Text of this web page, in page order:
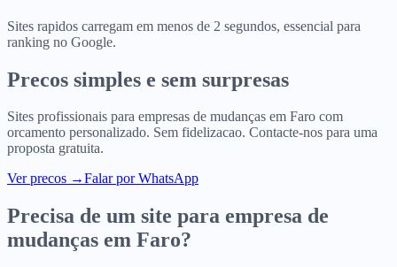
Sites rapidos carregam em menos de 2 segundos, essencial para
ranking no Google.
Precos simples e sem surpresas
Sites profissionais para empresas de mudanças em Faro com
orcamento personalizado. Sem fidelizacao. Contacte-nos para uma
proposta gratuita.
Ver precos →Falar por WhatsApp
Precisa de um site para empresa de
mudanças em Faro?